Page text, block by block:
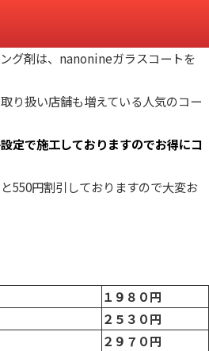
グ剤は、nanonineガラスコートを
り扱い店舗も増えている人気のコー
定で施工しておりますのでお得にコ
550円割引しておりますので大変お
１９８０円
２５３０円
２９７０円